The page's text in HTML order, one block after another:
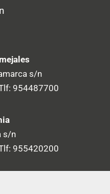
s/n
954487700
s/n
955420200